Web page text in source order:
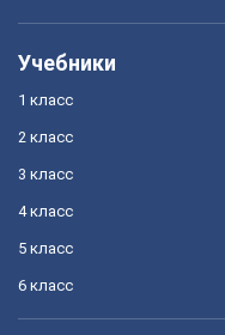
Учебники
1 класс
2 класс
3 класс
4 класс
5 класс
6 класс